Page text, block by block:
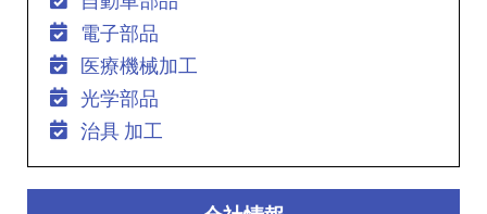
電子部品
医療機械加工
光学部品
治具 加工